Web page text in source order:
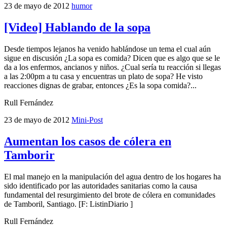
23 de mayo de 2012 humor
[Video] Hablando de la sopa
Desde tiempos lejanos ha venido hablándose un tema el cual aún
sigue en discusión ¿La sopa es comida? Dicen que es algo que se le
da a los enfermos, ancianos y niños. ¿Cual sería tu reacción si llegas
a las 2:00pm a tu casa y encuentras un plato de sopa? He visto
reacciones dignas de grabar, entonces ¿Es la sopa comida?...
Rull Fernández
23 de mayo de 2012 Mini-Post
Aumentan los casos de cólera en
Tamborir
El mal manejo en la manipulación del agua dentro de los hogares ha
sido identificado por las autoridades sanitarias como la causa
fundamental del resurgimiento del brote de cólera en comunidades
de Tamboril, Santiago. [F: ListinDiario ]
Rull Fernández